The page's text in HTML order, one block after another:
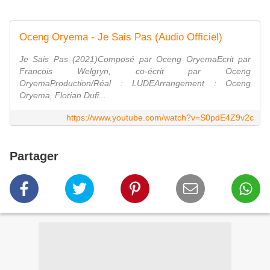
Oceng Oryema - Je Sais Pas (Audio Officiel)
Je Sais Pas (2021)Composé par Oceng OryemaEcrit par
Francois Welgryn, co-écrit par Oceng
OryemaProduction/Réal : LUDEArrangement : Oceng
Oryema, Florian Dufi...
https://www.youtube.com/watch?v=S0pdE4Z9v2c
Partager